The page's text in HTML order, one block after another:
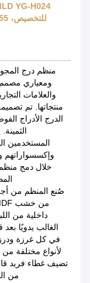
ومعياري
والعلامات
منتجاتها. تم
الدرج الأدراج
المستخدمين
خلال دمج
صُنع المنظم من
داخلية من
الغالب يدويًا
في كل غرزة
لأنواع مختلفة
تضيف غطاء فريد
من